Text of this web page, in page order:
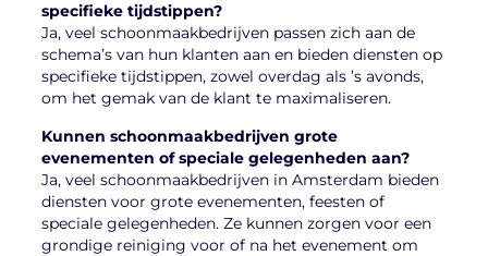
specifieke tijdstippen?
Ja, veel schoonmaakbedrijven passen zich aan de
schema’s van hun klanten aan en bieden diensten op
specifieke tijdstippen, zowel overdag als ’s avonds,
om het gemak van de klant te maximaliseren.
Kunnen schoonmaakbedrijven grote
evenementen of speciale gelegenheden aan?
Ja, veel schoonmaakbedrijven in Amsterdam bieden
diensten voor grote evenementen, feesten of
speciale gelegenheden. Ze kunnen zorgen voor een
grondige reiniging voor of na het evenement om